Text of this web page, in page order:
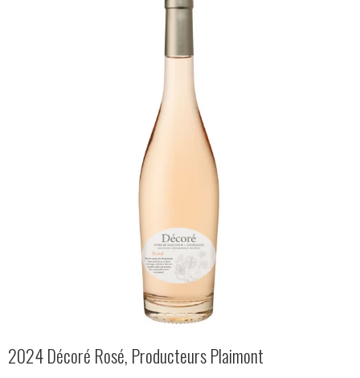
2024 Décoré Rosé, Producteurs Plaimont